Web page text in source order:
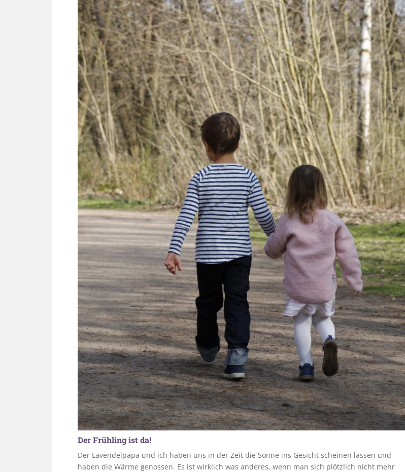
Der Frühling ist da!
Der Lavendelpapa und ich haben uns in der Zeit die Sonne ins Gesicht scheinen lassen und
haben die Wärme genossen. Es ist wirklich was anderes, wenn man sich plötzlich nicht mehr